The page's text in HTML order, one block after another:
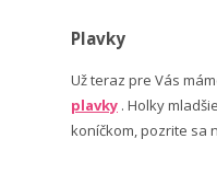
Plavky
Už teraz pre Vás
plavky . Holky
koníčkom, pozrite sa